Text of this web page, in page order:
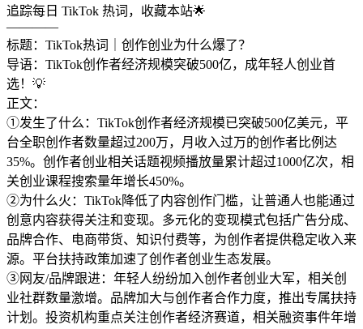
追踪每日 TikTok 热词，收藏本站🌟
————
标题：TikTok热词｜创作创业为什么爆了？
导语：TikTok创作者经济规模突破500亿，成年轻人创业首
选！💡
正文：
①发生了什么：TikTok创作者经济规模已突破500亿美元，平
台全职创作者数量超过200万，月收入过万的创作者比例达
35%。创作者创业相关话题视频播放量累计超过1000亿次，相
关创业课程搜索量年增长450%。
②为什么火：TikTok降低了内容创作门槛，让普通人也能通过
创意内容获得关注和变现。多元化的变现模式包括广告分成、
品牌合作、电商带货、知识付费等，为创作者提供稳定收入来
源。平台扶持政策加速了创作者创业生态发展。
③网友/品牌跟进：年轻人纷纷加入创作者创业大军，相关创
业社群数量激增。品牌加大与创作者合作力度，推出专属扶持
计划。投资机构重点关注创作者经济赛道，相关融资事件年增